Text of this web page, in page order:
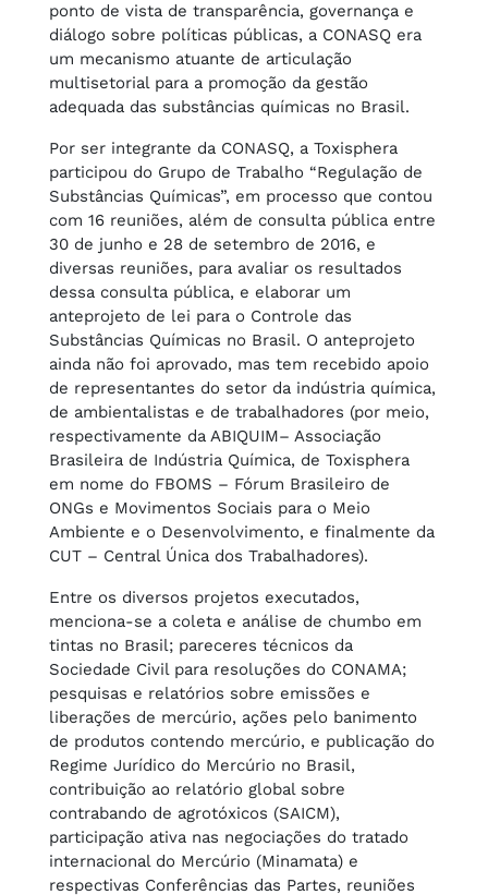
ponto de vista de transparência, governança e
diálogo sobre políticas públicas, a CONASQ era
um mecanismo atuante de articulação
multisetorial para a promoção da gestão
adequada das substâncias químicas no Brasil.
Por ser integrante da CONASQ, a Toxisphera
participou do Grupo de Trabalho “Regulação de
Substâncias Químicas”, em processo que contou
com 16 reuniões, além de consulta pública entre
30 de junho e 28 de setembro de 2016, e
diversas reuniões, para avaliar os resultados
dessa consulta pública, e elaborar um
anteprojeto de lei para o Controle das
Substâncias Químicas no Brasil. O anteprojeto
ainda não foi aprovado, mas tem recebido apoio
de representantes do setor da indústria química,
de ambientalistas e de trabalhadores (por meio,
respectivamente da ABIQUIM– Associação
Brasileira de Indústria Química, de Toxisphera
em nome do FBOMS – Fórum Brasileiro de
ONGs e Movimentos Sociais para o Meio
Ambiente e o Desenvolvimento, e finalmente da
CUT – Central Única dos Trabalhadores).
Entre os diversos projetos executados,
menciona-se a coleta e análise de chumbo em
tintas no Brasil; pareceres técnicos da
Sociedade Civil para resoluções do CONAMA;
pesquisas e relatórios sobre emissões e
liberações de mercúrio, ações pelo banimento
de produtos contendo mercúrio, e publicação do
Regime Jurídico do Mercúrio no Brasil,
contribuição ao relatório global sobre
contrabando de agrotóxicos (SAICM),
participação ativa nas negociações do tratado
internacional do Mercúrio (Minamata) e
respectivas Conferências das Partes, reuniões